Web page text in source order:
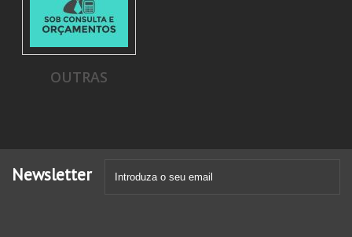
OUTRAS
Newsletter